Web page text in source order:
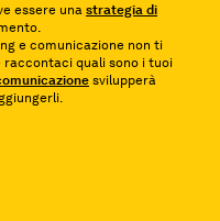
essere una strategia di
e comunicazione non ti
raccontaci quali sono i tuoi
svilupperà